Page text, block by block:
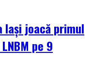
Iași joacă primul
pe 9